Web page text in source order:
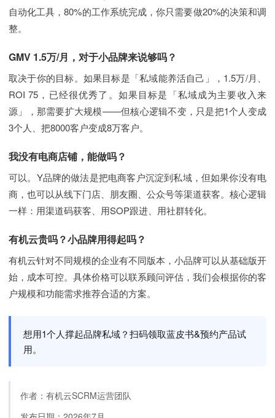
自动化工具，80%的工作系统完成，你只需要做20%的决策和调
整。
GMV 1.5万/月，对于小品牌来说够吗？
取决于你的目标。如果目标是「私域能养活自己」，1.5万/月、
ROI 75，已经很优秀了。如果目标是「私域成为主要收入来
源」，那需要扩大规模——但核心逻辑不变，只是把1个人变成
3个人、把8000客户变成8万客户。
我没有电商店铺，能做吗？
可以。Y品牌的做法是把电商客户沉淀到私域，但如果你没有电
商，也可以从线下门店、朋友圈、公众号等渠道获客。核心逻辑
一样：用渠道码获客、用SOP跟进、用社群转化。
有机云贵吗？小品牌用得起吗？
有机云针对不同规模的企业有不同版本，小品牌可以从基础版开
始，成本可控。具体价格可以联系顾问评估，我们会根据你的客
户规模和功能需求推荐合适的方案。
想用1个人撑起品牌私域？扫码领取蓝皮书&预约产品试
用。
作者：有机云SCRM运营团队